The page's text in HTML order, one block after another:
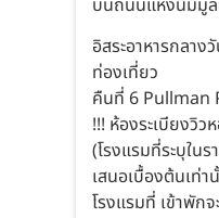
อิสระอาหารกลาง
ท่องเที่ยว
คืนที่ 6 Pullman
!!! ห้องระเบียงวิว
(โรงแรมที่ระบุใน
เสนอเบื้องต้นเท่
โรงแรมที่ เข้าพัก